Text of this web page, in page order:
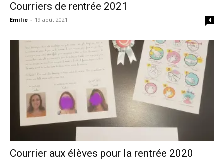
Courriers de rentrée 2021
Emilie - 19 août 2021 4
Courrier aux élèves pour la rentrée 2020